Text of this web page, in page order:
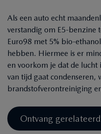
Als een auto echt
verstandig om E5-benzine
Euro98 met 5% bio-
hebben. Hiermee is er
en voorkom je dat de
van tijd gaat condenseren,
brandstofverontreiniging
Ontvang